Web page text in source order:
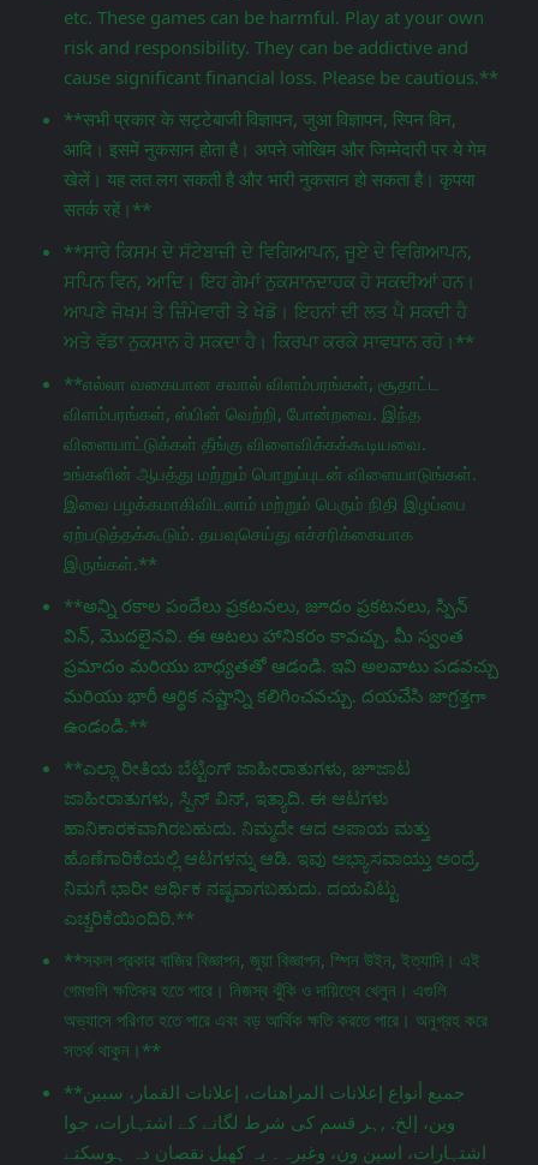
etc. These games can be harmful. Play at your own
risk and responsibility. They can be addictive and
cause significant financial loss. Please be cautious.**
**सभी प्रकार के सट्टेबाजी विज्ञापन, जुआ विज्ञापन, स्पिन विन,
आदि। इसमें नुकसान होता है। अपने जोखिम और जिम्मेदारी पर ये गेम
खेलें। यह लत लग सकती है और भारी नुकसान हो सकता है। कृपया
सतर्क रहें।**
**ਸਾਰੇ ਕਿਸਮ ਦੇ ਸੱਟੇਬਾਜ਼ੀ ਦੇ ਵਿਗਿਆਪਨ, ਜੂਏ ਦੇ ਵਿਗਿਆਪਨ,
ਸਪਿਨ ਵਿਨ, ਆਦਿ। ਇਹ ਗੇਮਾਂ ਨੁਕਸਾਨਦਾਹਕ ਹੋ ਸਕਦੀਆਂ ਹਨ।
ਆਪਣੇ ਜੋਖਮ ਤੇ ਜ਼ਿੰਮੇਵਾਰੀ ਤੇ ਖੇਡੋ। ਇਹਨਾਂ ਦੀ ਲਤ ਪੈ ਸਕਦੀ ਹੈ
ਅਤੇ ਵੱਡਾ ਨੁਕਸਾਨ ਹੋ ਸਕਦਾ ਹੈ। ਕਿਰਪਾ ਕਰਕੇ ਸਾਵਧਾਨ ਰਹੋ।**
**எல்லா வகையான சவால் விளம்பரங்கள், சூதாட்ட
விளம்பரங்கள், ஸ்பின் வெற்றி, போன்றவை. இந்த
விளையாட்டுக்கள் தீங்கு விளைவிக்கக்கூடியவை.
உங்களின் ஆபத்து மற்றும் பொறுப்புடன் விளையாடுங்கள்.
இவை பழக்கமாகிவிடலாம் மற்றும் பெரும் நிதி இழப்பை
ஏற்படுத்தக்கூடும். தயவுசெய்து எச்சரிக்கையாக
இருங்கள்.**
**అన్ని రకాల పందేలు ప్రకటనలు, జూదం ప్రకటనలు, స్పిన్
విన్, మొదలైనవి. ఈ ఆటలు హానికరం కావచ్చు. మీ స్వంత
ప్రమాదం మరియు బాధ్యతతో ఆడండి. ఇవి అలవాటు పడవచ్చు
మరియు భారీ ఆర్థిక నష్టాన్ని కలిగించవచ్చు. దయచేసి జాగ్రತ್ತగా
ఉండండి.**
**ಎಲ್ಲಾ ರೀತಿಯ ಬೆಟ್ಟಿಂಗ್ ಜಾಹೀರಾತುಗಳು, జూಜಾಟ
ಜಾಹೀರಾತುಗಳು, ಸ್ಪಿನ್ ವಿನ್, ಇತ್ಯಾದಿ. ಈ ಆಟಗಳು
ಹಾನಿಕಾರಕವಾಗಿರಬಹುದು. ನಿಮ್ಮದೇ ಆದ ಅಪಾಯ ಮತ್ತು
ಹೊಣೆಗಾರಿಕೆಯಲ್ಲಿ ಆಟಗಳನ್ನು ಆಡಿ. ಇವು ಅಭ್ಯಾಸವಾಯ್ತು ಅಂದ್ರೆ,
ನಿಮಗೆ ಭಾರೀ ಆರ್ಥಿಕ ನಷ್ಟವಾಗಬಹುದು. ದಯವಿಟ್ಟು
ಎಚ್ಚರಿಕೆಯಿಂದಿರಿ.**
**সকল প্রকার বাজির বিজ্ঞাপন, জুয়া বিজ্ঞাপন, স্পিন উইন, ইত্যাদি। এই
গেমগুলি ক্ষতিকর হতে পারে। নিজস্ব ঝুঁকি ও দায়িত্বে খেলুন। এগুলি
অভ্যাসে পরিণত হতে পারে এবং বড় আর্থিক ক্ষতি করতে পারে। অনুগ্রহ করে
সতর্ক থাকুন।**
**جميع أنواع إعلانات المراهنات، إعلانات القمار، سبين
وين، إلخ. ,ہر قسم کی شرط لگانے کے اشتہارات، جوا
اشتہارات، اسپن ون، وغیرہ۔ یہ کھیل نقصان دہ ہوسکتے